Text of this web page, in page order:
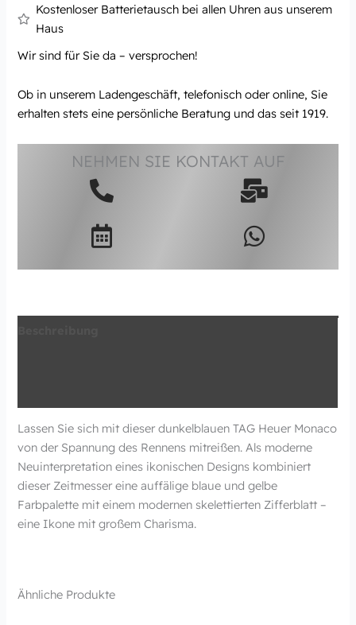
Kostenloser Batterietausch bei allen Uhren aus unserem
Haus
Wir sind für Sie da – versprochen!
Ob in unserem Ladengeschäft, telefonisch oder online, Sie
erhalten stets eine persönliche Beratung und das seit 1919.
NEHMEN SIE KONTAKT AUF
Lassen Sie sich mit dieser dunkelblauen TAG Heuer Monaco
von der Spannung des Rennens mitreißen. Als moderne
Neuinterpretation eines ikonischen Designs kombiniert
dieser Zeitmesser eine auffälige blaue und gelbe
Farbpalette mit einem modernen skelettierten Zifferblatt –
eine Ikone mit großem Charisma.
Ähnliche Produkte